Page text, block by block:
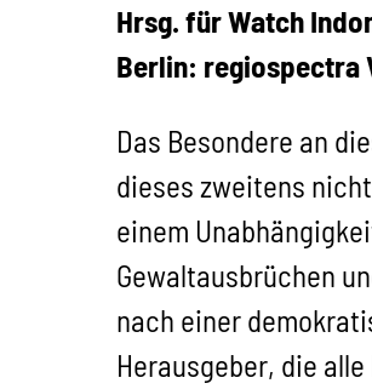
Hrsg. für Watch
Berlin: regiospectra
Das Besondere an
dieses zweitens
einem
Gewaltausbrüchen
nach einer
Herausgeber, die